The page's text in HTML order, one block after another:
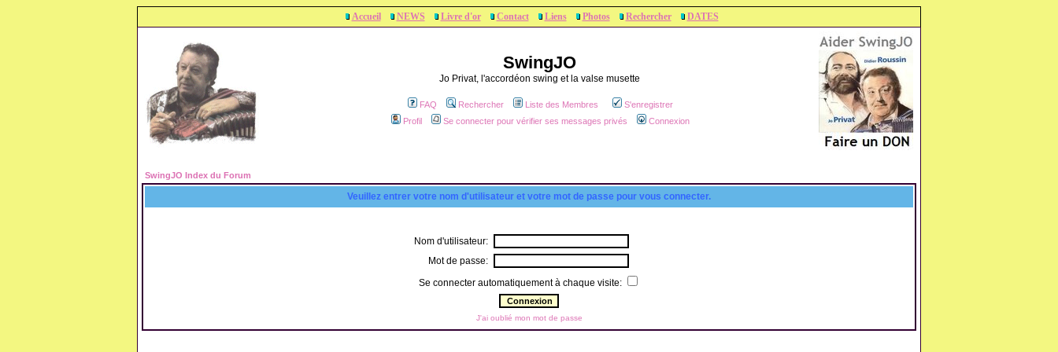
Accueil NEWS Livre d'or Contact Liens Photos Rechercher DATES
SwingJO
Jo Privat, l'accordéon swing et la valse musette
FAQ Rechercher Liste des Membres
S'enregistrer
Profil
Se connecter pour vérifier ses messages privés Connexion
SwingJO Index du Forum
Veuillez entrer votre nom d'utilisateur et votre mot de passe pour vous connecter.
Nom d'utilisateur:
Mot de passe:
Se connecter automatiquement à chaque visite:
J'ai oublié mon mot de passe